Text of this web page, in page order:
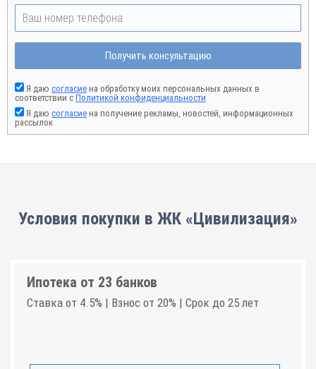
Получить консультацию
Я даю согласие на обработку моих персональных данных в
соответствии с Политикой конфиденциальности
Я даю согласие на получение рекламы, новостей, информационных
рассылок
Условия покупки в ЖК «Цивилизация»
Ипотека от 23 банков
Ставка от 4.5% | Взнос от 20% | Срок до 25 лет